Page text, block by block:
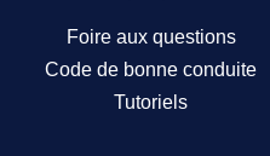
Foire aux questions
Code de bonne conduite
Tutoriels